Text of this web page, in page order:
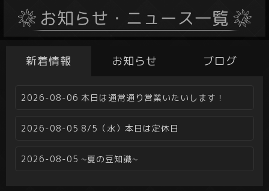
新着情報 お知らせ ブログ
2026-08-06 本日は通常通り営業いたいします！
2026-08-05 8/5（水）本日は定休日
2026-08-05 ~夏の豆知識~